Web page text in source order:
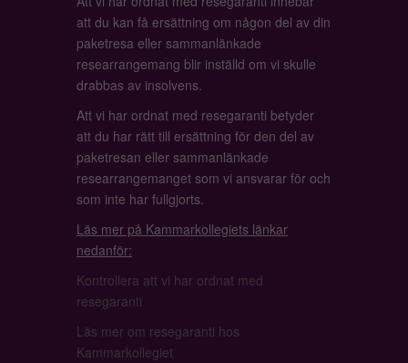
att du kan få ersättning om någon del av din
paketresa eller sammanlänkade
researrangemang blir inställd om vi skulle
drabbas av insolvens.
Att vi har ordnat med resegaranti betyder
att du har rätt till ersättning för den del av
paketresan eller sammanlänkade
researrangemanget som vi ansvarar för och
som inte har fullgjorts.
Läs mer på Kammarkollegiets länkar
nedanför:
Kontrollera att vi har ordnat med
resegaranti
Läs mer om resegaranti hos
Kammarkollegiet